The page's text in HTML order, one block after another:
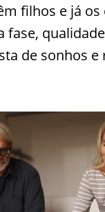
filhos e já os
fase,
de sonhos e